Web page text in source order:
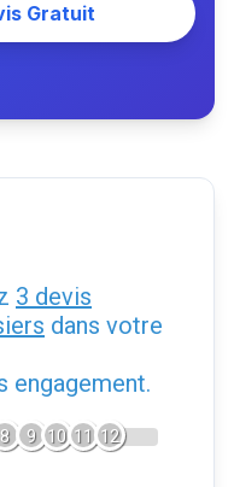
Gratuit
3 devis
dans votre
engagement.
8 9 10 11 12